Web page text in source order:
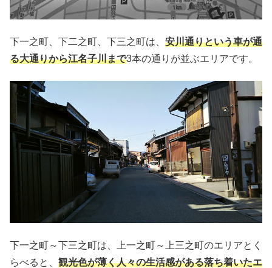
下一之町、下二之町、下三之町は、 安川通りという車が通
る大通りから江名子川まで3本の通りが並ぶエリアです。
下一之町～下三之町は、上一之町～上三之町のエリアとく
らべると、 観光色が薄く人々の生活感がある落ち着いたエ